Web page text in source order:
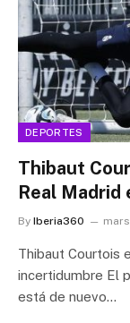
DEPORTES
Thibaut
Real Madrid
By Iberia360
Thibaut Courtois
incertidumbre El
está de nuevo…